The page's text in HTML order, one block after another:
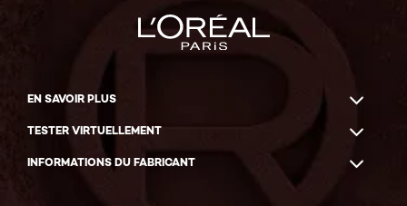
EN SAVOIR PLUS
TESTER VIRTUELLEMENT
INFORMATIONS DU FABRICANT